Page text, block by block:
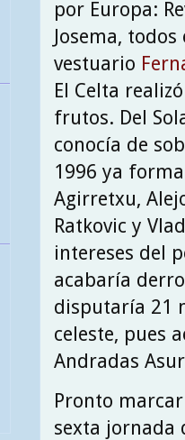
por Europa:
Josema,
vestuario
El Celta
frutos. Del
conocía de
1996 ya
Agirretxu,
Ratkovic y
intereses del
acabaría
disputaría 21
celeste, pues
Andradas
Pronto
sexta jornada